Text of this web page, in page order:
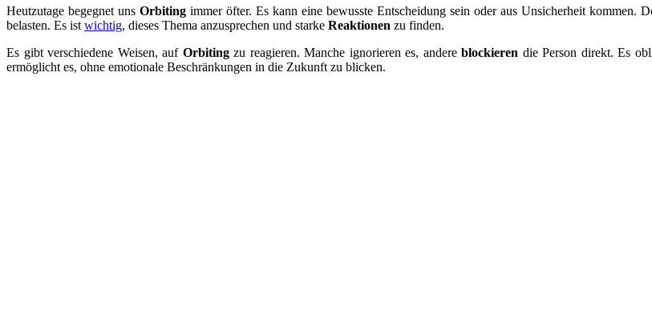
Heutzutage begegnet uns Orbiting immer öfter. Es kann eine bewusste Entscheidung sein oder aus Unsicherheit
belasten. Es ist wichtig, dieses Thema anzusprechen und starke Reaktionen zu finden.
Es gibt verschiedene Weisen, auf Orbitingzu reagieren. Manche ignorieren es, andere blockieren die Person direkt. Es
ermöglicht es, ohne emotionale Beschränkungen in die Zukunft zu blicken.